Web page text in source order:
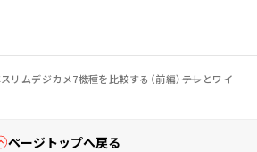
リムデジカメ7機種を比較する（前編）――テレとワイ
ページトップへ戻る